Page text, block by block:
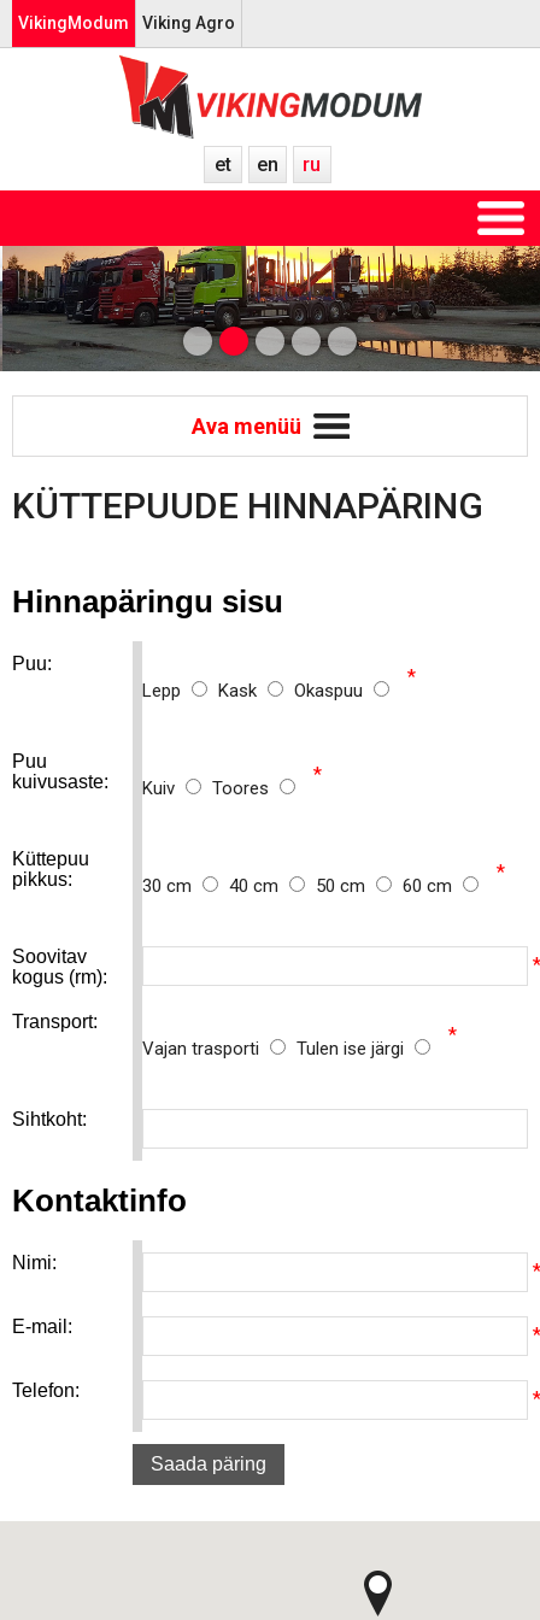
VikingModum Viking Agro
et en ru
Ava menüü
KÜTTEPUUDE HINNAPÄRING
Hinnapäringu sisu
Puu:
Lepp Kask Okaspuu
*
Puu
kuivusaste:
Kuiv Toores
*
Küttepuu
pikkus:
30 cm 40 cm 50 cm 60 cm
*
Soovitav
kogus (rm):
*
Transport:
Vajan trasporti Tulen ise järgi
*
Sihtkoht:
Kontaktinfo
Nimi: *
E-mail: *
Telefon: *